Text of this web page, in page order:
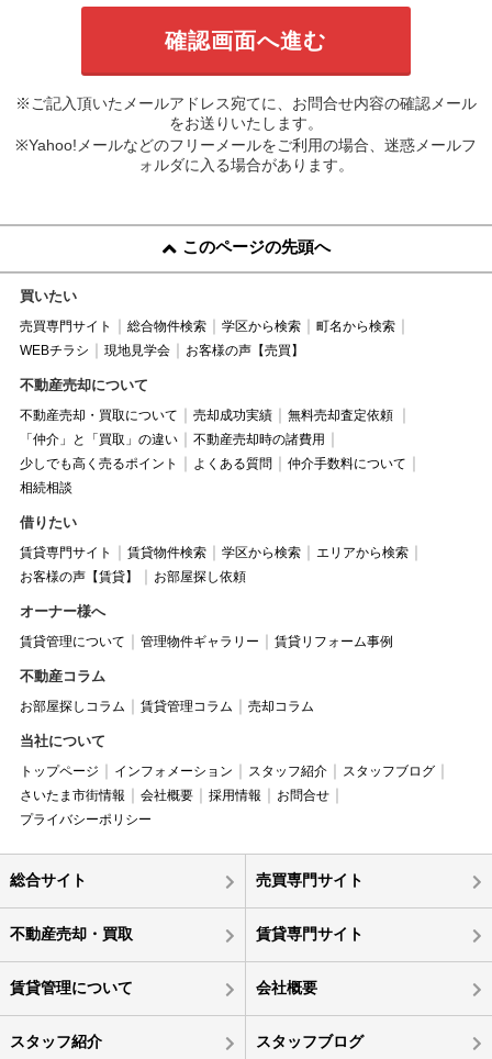
※ご記入頂いたメールアドレス宛てに、お問合せ内容の確認メール
をお送りいたします。
※Yahoo!メールなどのフリーメールをご利用の場合、迷惑メールフ
ォルダに入る場合があります。
このページの先頭へ
買いたい
売買専門サイト 総合物件検索 学区から検索
町名から検索
WEBチラシ
現地見学会 お客様の声【売買】
不動産売却について
不動産売却・買取について 売却成功実績
無料売却査定依頼
「仲介」と「買取」の違い
不動産売却時の諸費用
少しでも高く売るポイント
よくある質問
仲介手数料について
相続相談
借りたい
賃貸専門サイト 賃貸物件検索 学区から検索
エリアから検索
お客様の声【賃貸】
お部屋探し依頼
オーナー様へ
賃貸管理について 管理物件ギャラリー 賃貸リフォーム事例
不動産コラム
お部屋探しコラム 賃貸管理コラム 売却コラム
当社について
トップページ インフォメーション スタッフ紹介
スタッフブログ
さいたま市街情報
会社概要 採用情報
お問合せ
プライバシーポリシー
総合サイト 売買専門サイト
不動産売却・買取 賃貸専門サイト
賃貸管理について 会社概要
スタッフ紹介 スタッフブログ